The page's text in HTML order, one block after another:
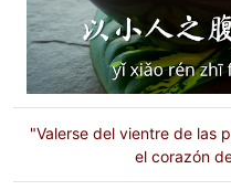
"Valerse del vientre de las
el corazón